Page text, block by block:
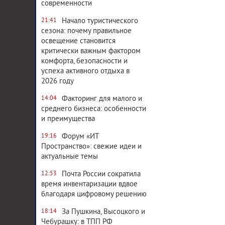
современности
21:41
Начало туристического
сезона: почему правильное
освещение становится
критически важным фактором
комфорта, безопасности и
успеха активного отдыха в
2026 году
14:04
Факторинг для малого и
среднего бизнеса: особенности
и преимущества
19:16
Форум «ИТ
Пространство»: свежие идеи и
актуальные темы
12:53
Почта России сократила
время инвентаризации вдвое
благодаря цифровому решению
18:14
За Пушкина, Высоцкого и
Чебурашку: в ТПП РФ